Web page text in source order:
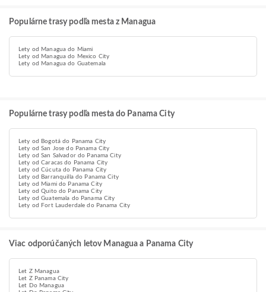
Populárne trasy podľa mesta z Managua
Lety od Managua do Miami
Lety od Managua do Mexico City
Lety od Managua do Guatemala
Populárne trasy podľa mesta do Panama City
Lety od Bogotá do Panama City
Lety od San Jose do Panama City
Lety od San Salvador do Panama City
Lety od Caracas do Panama City
Lety od Cúcuta do Panama City
Lety od Barranquilla do Panama City
Lety od Miami do Panama City
Lety od Quito do Panama City
Lety od Guatemala do Panama City
Lety od Fort Lauderdale do Panama City
Viac odporúčaných letov Managua a Panama City
Let Z Managua
Let Z Panama City
Let Do Managua